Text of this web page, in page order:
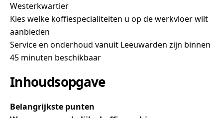
Westerkwartier
Kies welke koffiespecialiteiten u op de werkvloer wilt
aanbieden
Service en onderhoud vanuit Leeuwarden zijn binnen
45 minuten beschikbaar
Inhoudsopgave
Belangrijkste punten